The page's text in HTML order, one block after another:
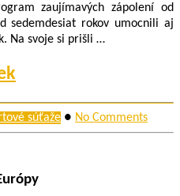
zaujímavých zápolení od
sedemdesiat rokov umocnili aj
Na svoje si prišli …
súťaže ● No Comments